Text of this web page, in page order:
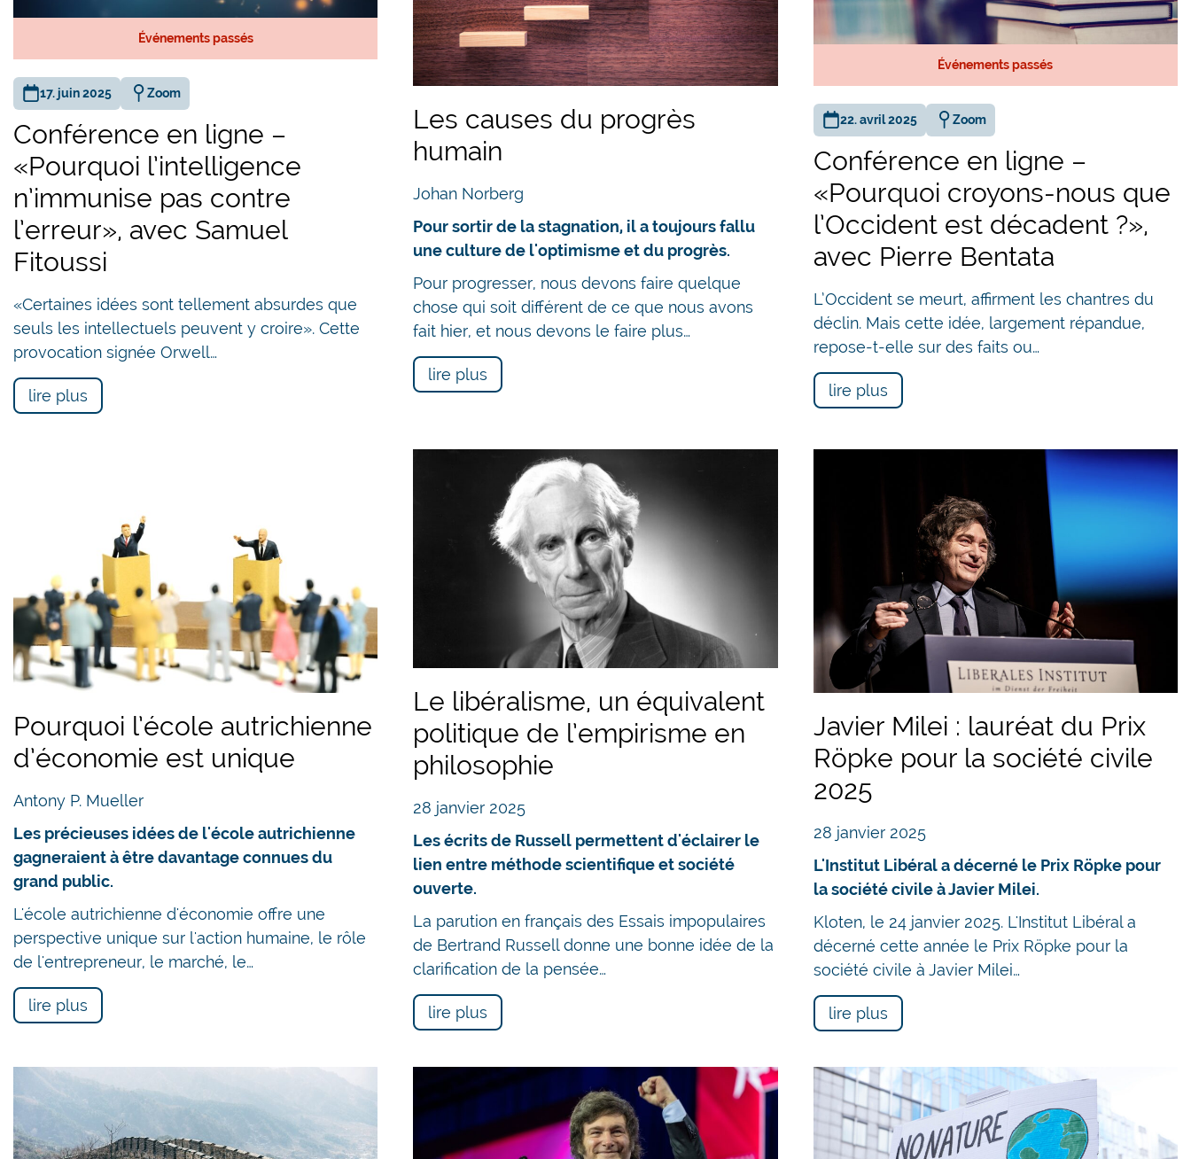
Événements passés
17. juin 2025 Zoom
Conférence en ligne –
«Pourquoi l’intelligence
n’immunise pas contre
l’erreur», avec Samuel
Fitoussi
«Certaines idées sont tellement absurdes que
seuls les intellectuels peuvent y croire». Cette
provocation signée Orwell…
lire plus
Les causes du progrès
humain
Johan Norberg
Pour sortir de la stagnation, il a toujours fallu
une culture de l'optimisme et du progrès.
Pour progresser, nous devons faire quelque
chose qui soit différent de ce que nous avons
fait hier, et nous devons le faire plus…
lire plus
Événements passés
22. avril 2025 Zoom
Conférence en ligne –
«Pourquoi croyons-nous que
l’Occident est décadent ?»,
avec Pierre Bentata
L’Occident se meurt, affirment les chantres du
déclin. Mais cette idée, largement répandue,
repose-t-elle sur des faits ou…
lire plus
Pourquoi l’école autrichienne
d’économie est unique
Antony P. Mueller
Les précieuses idées de l'école autrichienne
gagneraient à être davantage connues du
grand public.
L'école autrichienne d'économie offre une
perspective unique sur l'action humaine, le rôle
de l'entrepreneur, le marché, le…
lire plus
Le libéralisme, un équivalent
politique de l’empirisme en
philosophie
28 janvier 2025
Les écrits de Russell permettent d'éclairer le
lien entre méthode scientifique et société
ouverte.
La parution en français des Essais impopulaires
de Bertrand Russell donne une bonne idée de la
clarification de la pensée…
lire plus
Javier Milei : lauréat du Prix
Röpke pour la société civile
2025
28 janvier 2025
L'Institut Libéral a décerné le Prix Röpke pour
la société civile à Javier Milei.
Kloten, le 24 janvier 2025. L'Institut Libéral a
décerné cette année le Prix Röpke pour la
société civile à Javier Milei…
lire plus